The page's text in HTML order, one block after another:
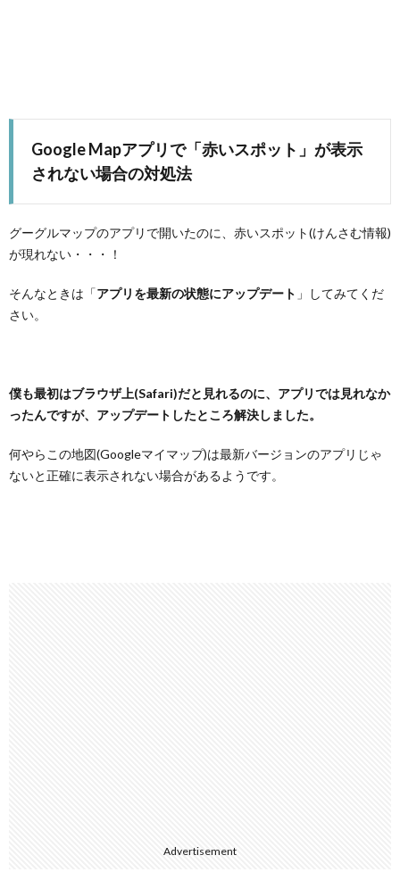
Google Mapアプリで「赤いスポット」が表示
されない場合の対処法
グーグルマップのアプリで開いたのに、赤いスポット(けんさむ情報)
が現れない・・・！
そんなときは「アプリを最新の状態にアップデート 」してみてくだ
さい。
僕も最初はブラウザ上(Safari)だと見れるのに、アプリでは見れなか
ったんですが、アップデートしたところ解決しました。
何やらこの地図(Googleマイマップ)は最新バージョンのアプリじゃ
ないと正確に表示されない場合があるようです。
Advertisement